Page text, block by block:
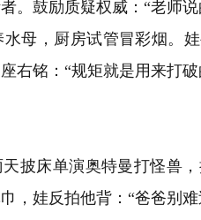
。鼓励质疑权威：“老师
母，厨房试管冒彩烟。
右铭：“规矩就是用来打破
披床单演奥特曼打怪兽
，娃反拍他背：“爸爸别